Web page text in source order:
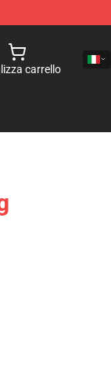
carrello